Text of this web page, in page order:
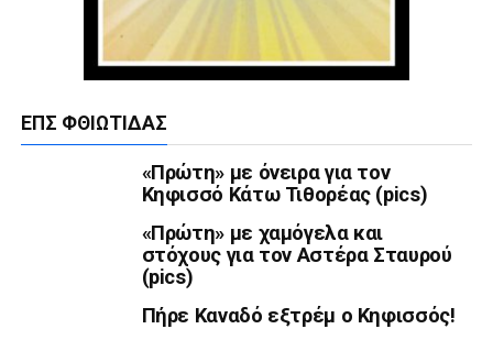
ΕΠΣ ΦΘΙΏΤΙΔΑΣ
«Πρώτη» με όνειρα για τον
Κηφισσό Κάτω Τιθορέας (pics)
«Πρώτη» με χαμόγελα και
στόχους για τον Αστέρα Σταυρού
(pics)
Πήρε Καναδό εξτρέμ ο Κηφισσός!